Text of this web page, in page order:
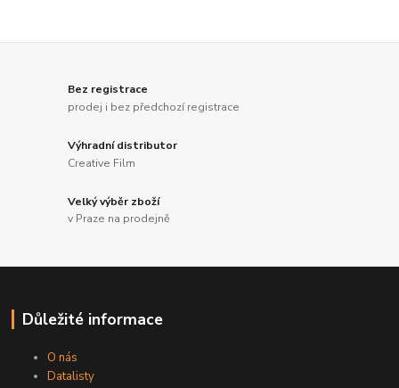
Bez registrace
prodej i bez předchozí registrace
Výhradní distributor
Creative Film
Velký výběr zboží
v Praze na prodejně
Důležité informace
O nás
Datalisty